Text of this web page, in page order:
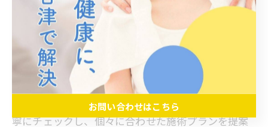
巻肩の改善を目的に整体院を選ぶ際は、専門的な施
術実績があるかどうかを必ず確認しましょう。ホー
ムページや口コミで「巻肩」「猫背」「姿勢矯正」
に関する実績や施術例が紹介されているかがポイン
トです。また、初回カウンセリングで体の状態を丁
寧にチェックし、個々に合わせた施術プランを提案
お問い合わせはこちら